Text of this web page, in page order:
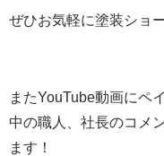
ぜひお気軽に塗装ショ
またYouTube動画にペ
中の職人、社長のコメ
ます！